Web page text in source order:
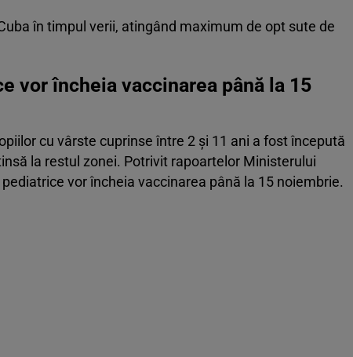
în timpul verii, atingând maximum de opt sute de
vor încheia vaccinarea până la 15
cu vârste cuprinse între 2 şi 11 ani a fost începută
la restul zonei. Potrivit rapoartelor Ministerului
vor încheia vaccinarea până la 15 noiembrie.